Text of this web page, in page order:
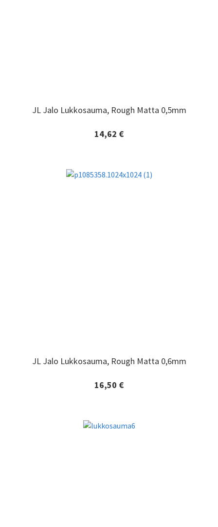
JL Jalo Lukkosauma, Rough Matta 0,5mm
14,62 €
JL Jalo Lukkosauma, Rough Matta 0,5mm
Lisätiedot ja tilaaminen
JL Jalo Lukkosauma, Rough Matta 0,6mm
16,50 €
JL Jalo Lukkosauma, Rough Matta 0,6mm
Lisätiedot ja tilaaminen